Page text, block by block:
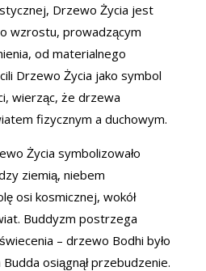
Drzewo Życia jest
wzrostu, prowadzącym
od materialnego
Drzewo Życia jako symbol
wierząc, że drzewa
fizycznym a duchowym.
Życia symbolizowało
ziemią, niebem
osi kosmicznej, wokół
Buddyzm postrzega
– drzewo Bodhi było
osiągnął przebudzenie.